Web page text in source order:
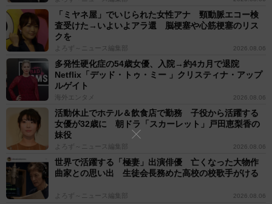
「ミヤネ屋」でいじられた女性アナ 頸動脈エコー検
査受けた→いよいよアラ還 脳梗塞や心筋梗塞のリス
クを
よろず～ニュース編集部 2026.08.06
多発性硬化症の54歳女優、入院→約4カ月で退院
Netflix「デッド・トゥ・ミー 」クリスティナ・アップ
ルゲイト
海外エンタメ 2026.08.06
活動休止でホテル＆飲食店で勤務 子役から活躍する
女優が32歳に 朝ドラ「スカーレット」戸田恵梨香の
妹役
よろず～ニュース編集部 2026.08.06
世界で活躍する「極妻」出演俳優 亡くなった大物作
曲家との思い出 生徒会長務めた高校の校歌手がける
よろず～ニュース編集部 2026.08.06